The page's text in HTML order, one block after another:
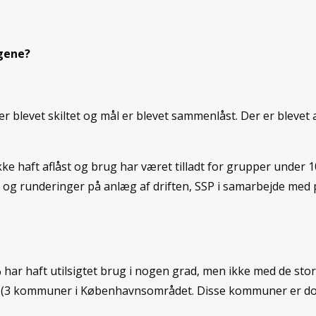
blevet skiltet og mål er blevet sammenlåst. Der er
haft aflåst og brug har været tilladt for grupper under
runderinger på anlæg af driften, SSP i samarbejde
haft utilsigtet brug i nogen grad, men ikke med de
i Københavnsområdet. Disse kommuner er